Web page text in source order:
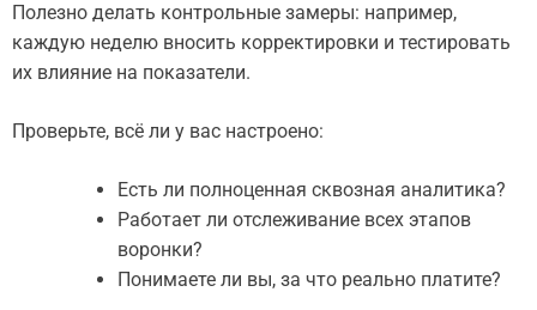
Полезно делать контрольные замеры: например,
каждую неделю вносить корректировки и тестировать
их влияние на показатели.
Проверьте, всё ли у вас настроено:
Есть ли полноценная сквозная аналитика?
Работает ли отслеживание всех этапов
воронки?
Понимаете ли вы, за что реально платите?